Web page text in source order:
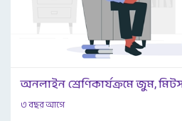
অনলাইন শ্রেণিকার্যক্রমে জুম,
৩ বছর আগে